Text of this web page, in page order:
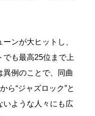
ンが大ヒットし、
でも最高25位まで上
例のことで、同曲
ら“ジャズロック”と
いような人々にも広